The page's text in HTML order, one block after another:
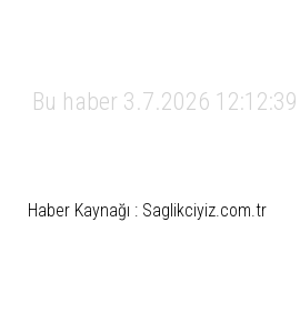
Bu haber 3.7.2026
Haber Kaynağı : Saglikciyiz.com.tr